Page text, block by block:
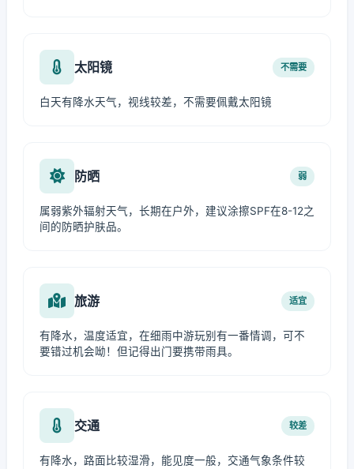
太阳镜 不需要
白天有降水天气，视线较差，不需要佩戴太阳镜
防晒 弱
属弱紫外辐射天气，长期在户外，建议涂擦SPF在8-12之
间的防晒护肤品。
旅游 适宜
有降水，温度适宜，在细雨中游玩别有一番情调，可不
要错过机会呦！但记得出门要携带雨具。
交通 较差
有降水，路面比较湿滑，能见度一般，交通气象条件较